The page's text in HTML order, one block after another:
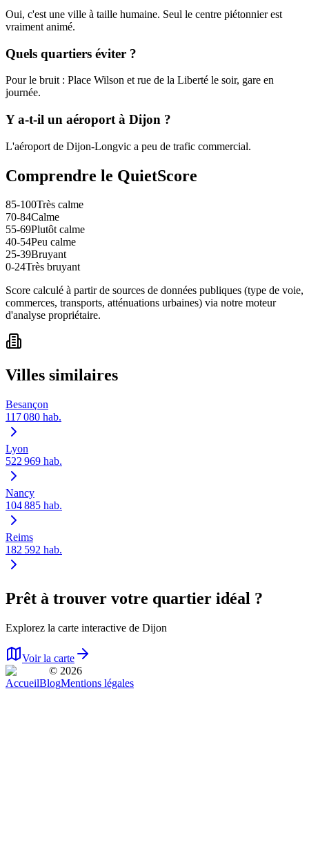
Oui, c'est une ville à taille humaine. Seul le centre piétonnier est
vraiment animé.
Quels quartiers éviter ?
Pour le bruit : Place Wilson et rue de la Liberté le soir, gare en
journée.
Y a-t-il un aéroport à Dijon ?
L'aéroport de Dijon-Longvic a peu de trafic commercial.
Comprendre le QuietScore
85-100Très calme
70-84Calme
55-69Plutôt calme
40-54Peu calme
25-39Bruyant
0-24Très bruyant
Score calculé à partir de sources de données publiques (type de voie,
commerces, transports, atténuations urbaines) via notre moteur
d'analyse propriétaire.
Villes similaires
Besançon
117 080 hab.
Lyon
522 969 hab.
Nancy
104 885 hab.
Reims
182 592 hab.
Prêt à trouver votre quartier idéal ?
Explorez la carte interactive de Dijon
Voir la carte
© 2026
AccueilBlogMentions légales